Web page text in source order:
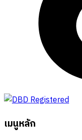
เมนูหลัก